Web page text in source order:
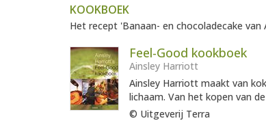
KOOKBOEK
Het recept 'Banaan- en chocoladecake
Feel-Good kookboek
Ainsley Harriott
Ainsley Harriott maakt van
lichaam. Van het kopen van
© Uitgeverij Terra